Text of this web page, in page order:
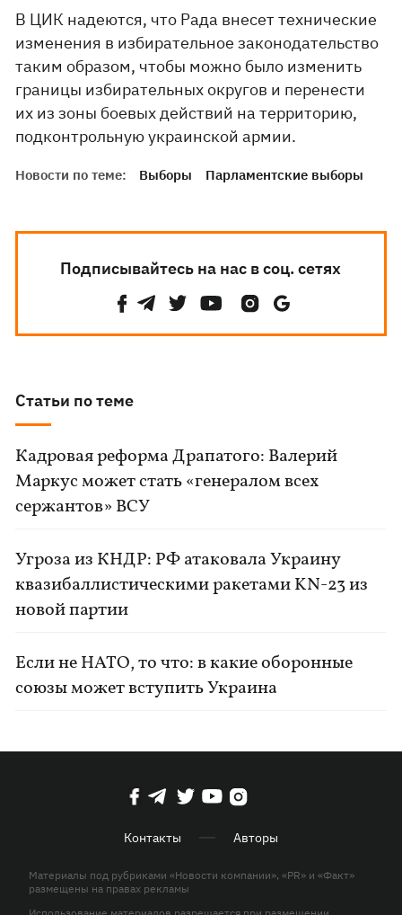
В ЦИК надеются, что Рада внесет технические
изменения в избирательное законодательство
таким образом, чтобы можно было изменить
границы избирательных округов и перенести
их из зоны боевых действий на территорию,
подконтрольную украинской армии.
Новости по теме: Выборы Парламентские выборы
Подписывайтесь на нас в соц. сетях
Статьи по теме
Кадровая реформа Драпатого: Валерий
Маркус может стать «генералом всех
сержантов» ВСУ
Угроза из КНДР: РФ атаковала Украину
квазибаллистическими ракетами KN-23 из
новой партии
Если не НАТО, то что: в какие оборонные
союзы может вступить Украина
Контакты Авторы
Материалы под рубриками «Новости компании», «PR» и «Факт»
размещены на правах рекламы